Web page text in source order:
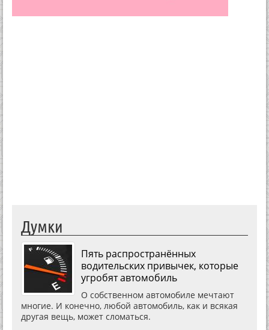
Думки
Пять распространённых
водительских привычек, которые
угробят автомобиль
О собственном автомобиле мечтают
многие. И конечно, любой автомобиль, как и всякая
другая вещь, может сломаться.